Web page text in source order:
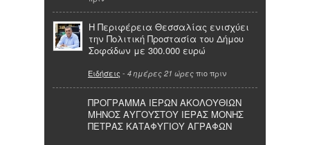
Η Περιφέρεια Θεσσαλίας ενισχύει
την Πολιτική Προστασία του Δήμου
Σοφάδων με 300.000 ευρώ
Ειδήσεις - 4 ημέρες 21 ώρες πιο πριν
ΠΡΟΓΡΑΜΜΑ ΙΕΡΩΝ ΑΚΟΛΟΥΘΙΩΝ
ΜΗΝΟΣ ΑΥΓΟΥΣΤΟΥ ΙΕΡΑΣ ΜΟΝΗΣ
ΠΕΤΡΑΣ ΚΑΤΑΦΥΓΙΟΥ ΑΓΡΑΦΩΝ